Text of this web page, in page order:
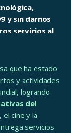
,
y sin darnos
servicios al
que ha estado
y actividades
logrando
del
el cine y la
servicios